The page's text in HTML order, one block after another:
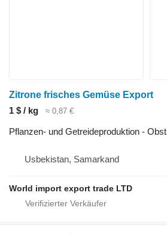
Zitrone frisches Gemüse Export
1 $ / kg
≈ 0,87 €
Pflanzen- und Getreideproduktion - Obst
Usbekistan, Samarkand
World import export trade LTD